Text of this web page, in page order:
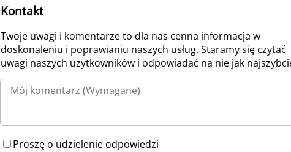
Kontakt
Twoje uwagi i komentarze to dla nas cenna informacja w
doskonaleniu i poprawianiu naszych usług. Staramy się czytać
uwagi naszych użytkowników i odpowiadać na nie jak
Proszę o udzielenie odpowiedzi